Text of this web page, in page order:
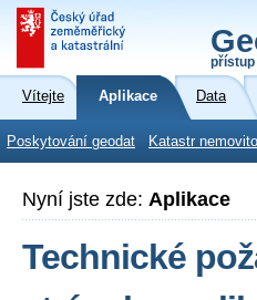
přístup
Vítejte Aplikace Data
Poskytování geodat Katastr
Nyní jste zde: Aplikace
Technické